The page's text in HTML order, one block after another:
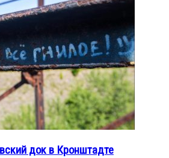
док в Кронштадте